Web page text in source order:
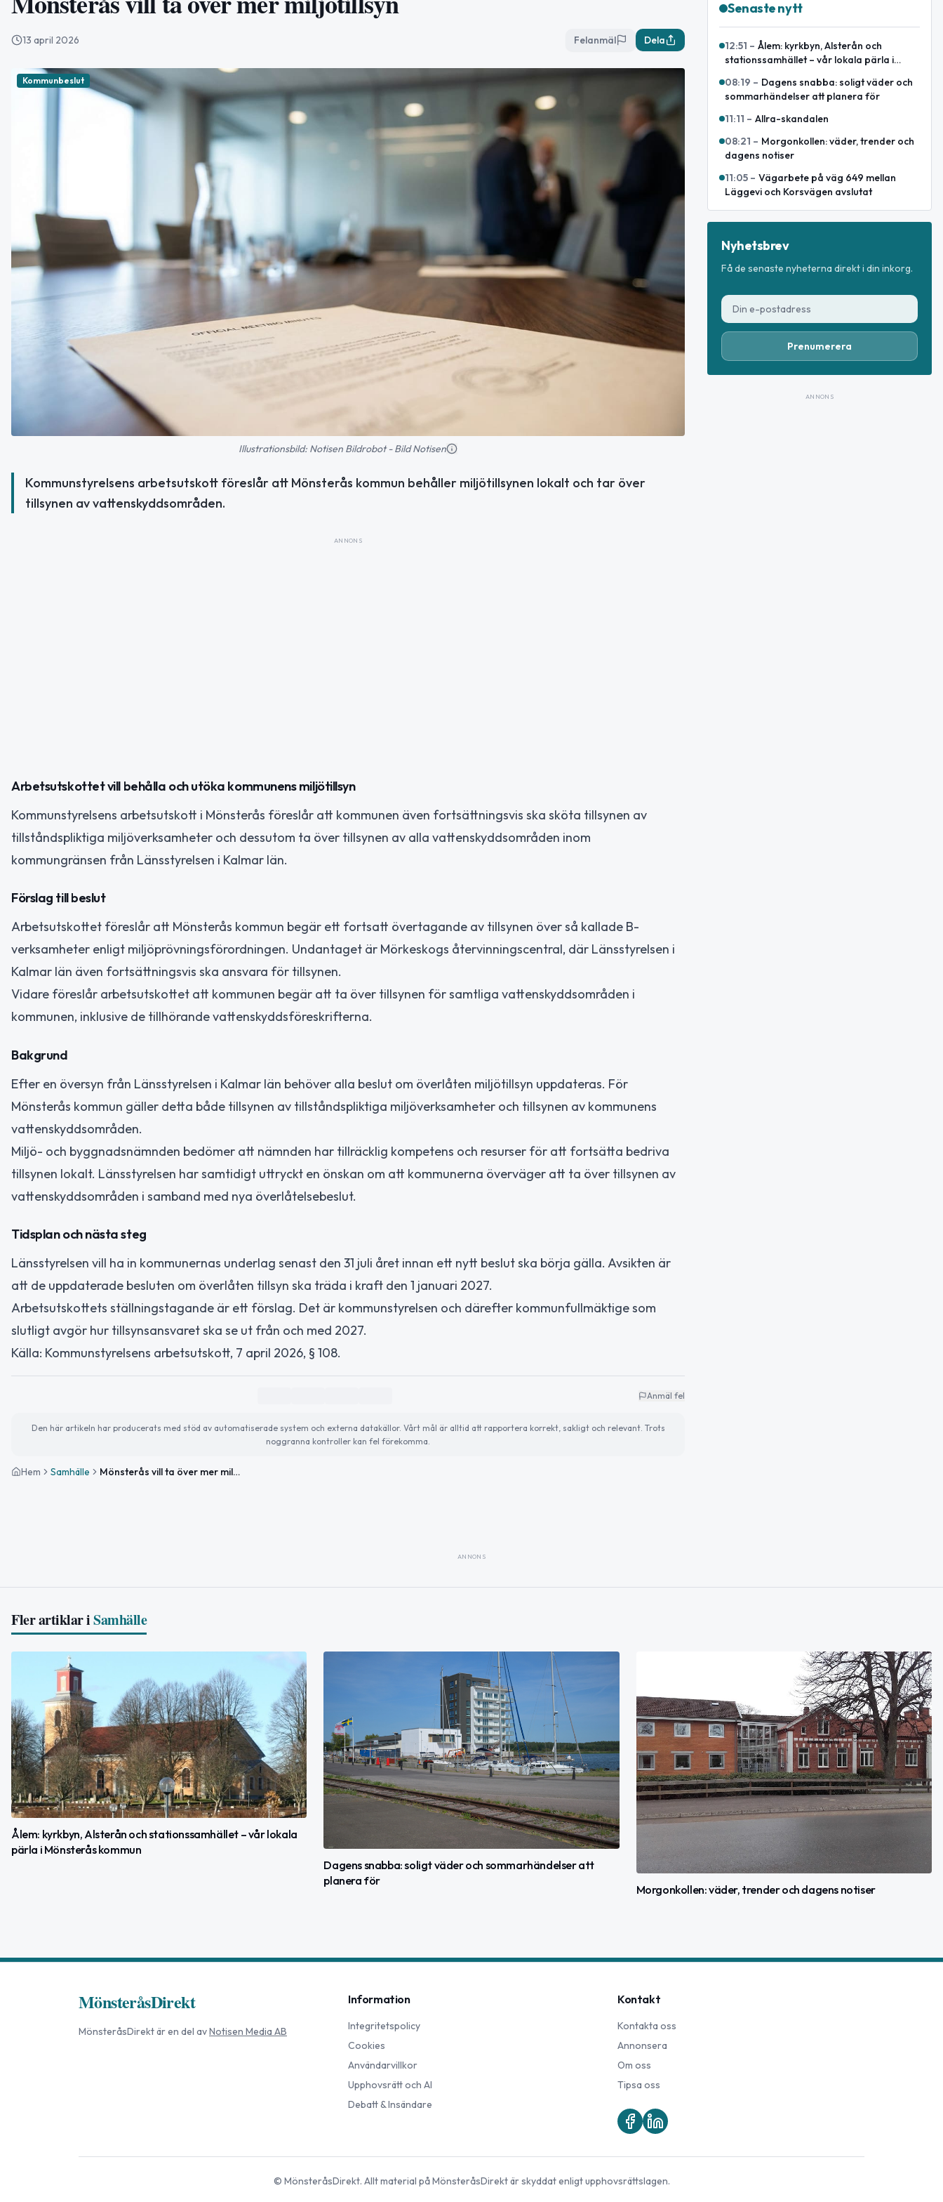
13 april 2026 Felanmäl Dela
Kommunbeslut
Illustrationsbild: Notisen Bildrobot - Bild Notisen
Kommunstyrelsens arbetsutskott föreslår att Mönsterås kommun behåller miljötillsynen lokalt och tar över
tillsynen av vattenskyddsområden.
ANNONS
Arbetsutskottet vill behålla och utöka kommunens miljötillsyn
Kommunstyrelsens arbetsutskott i Mönsterås föreslår att kommunen även fortsättningsvis ska sköta tillsynen av
tillståndspliktiga miljöverksamheter och dessutom ta över tillsynen av alla vattenskyddsområden inom
kommungränsen från Länsstyrelsen i Kalmar län.
Förslag till beslut
Arbetsutskottet föreslår att Mönsterås kommun begär ett fortsatt övertagande av tillsynen över så kallade B-
verksamheter enligt miljöprövningsförordningen. Undantaget är Mörkeskogs återvinningscentral, där Länsstyrelsen i
Kalmar län även fortsättningsvis ska ansvara för tillsynen.
Vidare föreslår arbetsutskottet att kommunen begär att ta över tillsynen för samtliga vattenskyddsområden i
kommunen, inklusive de tillhörande vattenskyddsföreskrifterna.
Bakgrund
Efter en översyn från Länsstyrelsen i Kalmar län behöver alla beslut om överlåten miljötillsyn uppdateras. För
Mönsterås kommun gäller detta både tillsynen av tillståndspliktiga miljöverksamheter och tillsynen av kommunens
vattenskyddsområden.
Miljö- och byggnadsnämnden bedömer att nämnden har tillräcklig kompetens och resurser för att fortsätta bedriva
tillsynen lokalt. Länsstyrelsen har samtidigt uttryckt en önskan om att kommunerna överväger att ta över tillsynen av
vattenskyddsområden i samband med nya överlåtelsebeslut.
Tidsplan och nästa steg
Länsstyrelsen vill ha in kommunernas underlag senast den 31 juli året innan ett nytt beslut ska börja gälla. Avsikten är
att de uppdaterade besluten om överlåten tillsyn ska träda i kraft den 1 januari 2027.
Arbetsutskottets ställningstagande är ett förslag. Det är kommunstyrelsen och därefter kommunfullmäktige som
slutligt avgör hur tillsynsansvaret ska se ut från och med 2027.
Källa: Kommunstyrelsens arbetsutskott, 7 april 2026, § 108.
Anmäl fel
Den här artikeln har producerats med stöd av automatiserade system och externa datakällor. Vårt mål är alltid att rapportera korrekt, sakligt och relevant. Trots
noggranna kontroller kan fel förekomma.
Hem Samhälle Mönsterås vill ta över mer miljötillsyn
Senaste nytt
12:51 – Ålem: kyrkbyn, Alsterån och
stationssamhället – vår lokala pärla i
08:19 – Dagens snabba: soligt väder och
sommarhändelser att planera för
11:11 – Allra-skandalen
08:21 – Morgonkollen: väder, trender och
dagens notiser
11:05 – Vägarbete på väg 649 mellan
Läggevi och Korsvägen avslutat
Nyhetsbrev
Få de senaste nyheterna direkt i din inkorg.
Prenumerera
ANNONS
ANNONS
Fler artiklar iSamhälle
Ålem: kyrkbyn, Alsterån och stationssamhället – vår lokala
pärla i Mönsterås kommun
Dagens snabba: soligt väder och sommarhändelser att
planera för
Morgonkollen: väder, trender och dagens notiser
MönsteråsDirekt
MönsteråsDirektär en del avNotisen Media AB
Information
Integritetspolicy
Cookies
Användarvillkor
Upphovsrätt och AI
Debatt & Insändare
Kontakt
Kontakta oss
Annonsera
Om oss
Tipsa oss
© MönsteråsDirekt. Allt material påMönsteråsDirektär skyddat enligt upphovsrättslagen.